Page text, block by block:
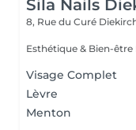
Sila Nails
8, Rue du Curé
Visage Complet
Lèvre
Menton